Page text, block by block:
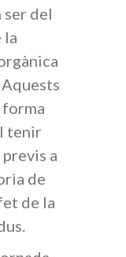
del
la
tenir
a
de
de la